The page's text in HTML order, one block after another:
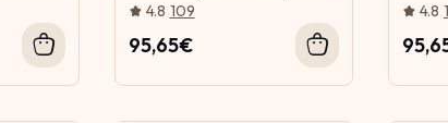
4.8 109
95,65€
4.8